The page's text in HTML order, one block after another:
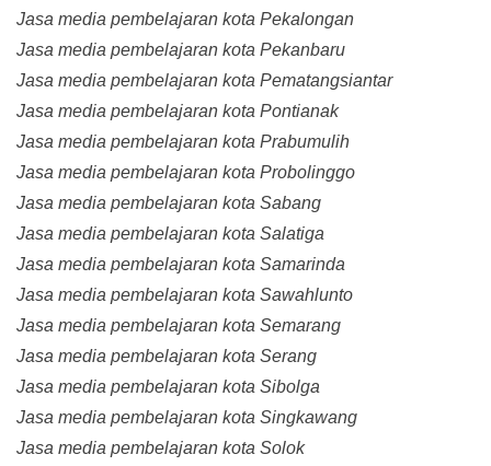
Jasa media pembelajaran kota Pekalongan
Jasa media pembelajaran kota Pekanbaru
Jasa media pembelajaran kota Pematangsiantar
Jasa media pembelajaran kota Pontianak
Jasa media pembelajaran kota Prabumulih
Jasa media pembelajaran kota Probolinggo
Jasa media pembelajaran kota Sabang
Jasa media pembelajaran kota Salatiga
Jasa media pembelajaran kota Samarinda
Jasa media pembelajaran kota Sawahlunto
Jasa media pembelajaran kota Semarang
Jasa media pembelajaran kota Serang
Jasa media pembelajaran kota Sibolga
Jasa media pembelajaran kota Singkawang
Jasa media pembelajaran kota Solok